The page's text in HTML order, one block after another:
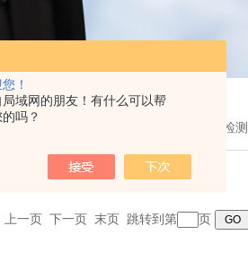
！
局域网的朋友！有什么可以帮
吗？
> 杭州绿博产品分类 >气象、农业土壤检
一页 下一页 末页 跳转到第 页